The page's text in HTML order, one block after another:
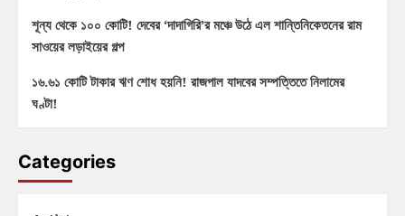
শূন্য থেকে ১০০ কোটি! দেবের ‘দাদাগিরি’র মঞ্চে উঠে এল শান্তিনিকেতনের রাম
সাওয়ের লড়াইয়ের গল্প
১৬.৬১ কোটি টাকার ঋণ শোধ হয়নি! রাজপাল যাদবের সম্পত্তিতে নিলামের
ঘণ্টা!
Categories